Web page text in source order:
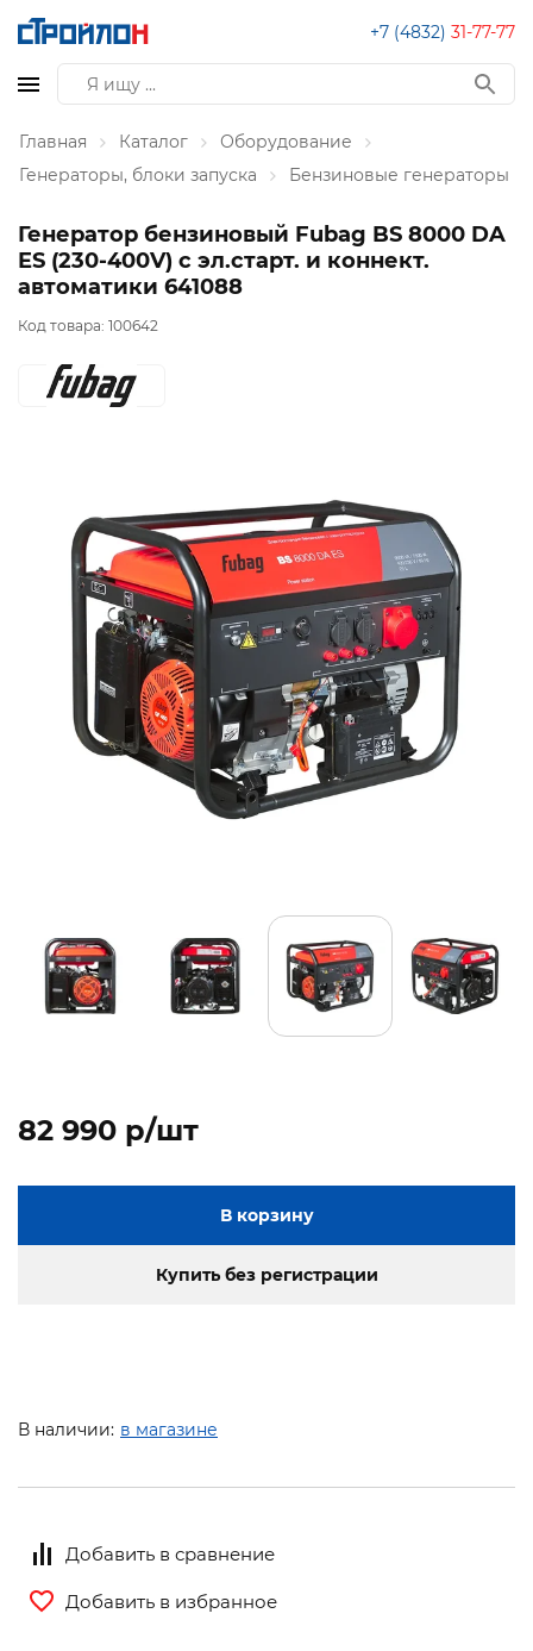
+7 (4832) 31-77-77
Главная Каталог
Оборудование
Генераторы, блоки запуска
Бензиновые генераторы
Генератор бензиновый Fubag BS 8000 DA
ES (230-400V) с эл.старт. и коннект.
автоматики 641088
Код товара: 100642
82 990 p/шт
В корзину
Купить без регистрации
В наличии: в магазине
Добавить в сравнение
Добавить в избранное